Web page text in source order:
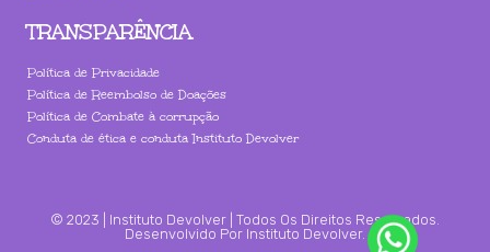
TRANSPARÊNCIA
Política de Privacidade
Política de Reembolso de Doações
Política de Combate à corrupção
Conduta de ética e conduta Instituto Devolver
© 2023 | Instituto Devolver | Todos Os Direitos Reservados.
Desenvolvido Por Instituto Devolver.